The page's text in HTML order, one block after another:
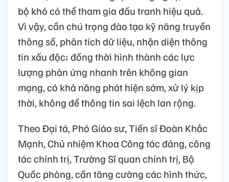
bộ khó có thể tham gia đấu tranh hiệu quả.
Vì vậy, cần chú trọng đào tạo kỹ năng truyền
thông số, phân tích dữ liệu, nhận diện thông
tin xấu độc; đồng thời hình thành các lực
lượng phản ứng nhanh trên không gian
mạng, có khả năng phát hiện sớm, xử lý kịp
thời, không để thông tin sai lệch lan rộng.
Theo Đại tá, Phó Giáo sư, Tiến sĩ Đoàn Khắc
Mạnh, Chủ nhiệm Khoa Công tác đảng, công
tác chính trị, Trường Sĩ quan chính trị, Bộ
Quốc phòng, cần tăng cường các hình thức,